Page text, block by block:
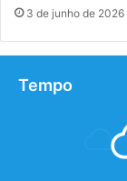
3 de junho de 2026
Tempo